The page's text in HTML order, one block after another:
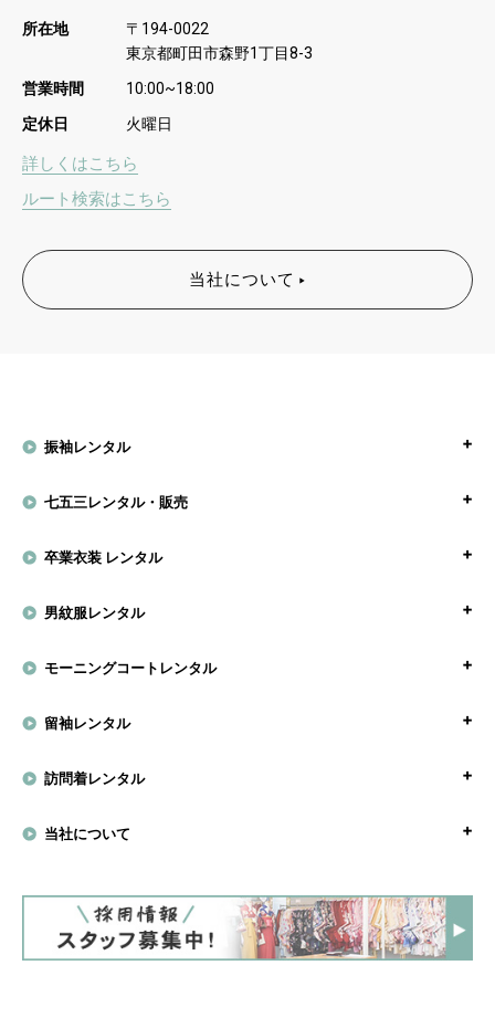
所在地 〒 194-0022
東京都町田市森野1丁目8-3
営業時間 10:00~18:00
定休日 火曜日
詳しくはこちら
ルート検索はこちら
当社について
振袖レンタル
七五三レンタル・販売
卒業衣装 レンタル
男紋服レンタル
モーニングコートレンタル
留袖レンタル
訪問着レンタル
当社について